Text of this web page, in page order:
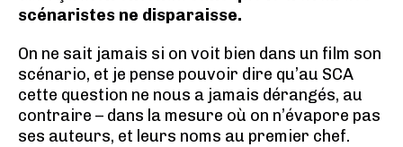
scénaristes ne disparaisse.
On ne sait jamais si on voit bien dans un film son
scénario, et je pense pouvoir dire qu’au SCA
cette question ne nous a jamais dérangés, au
contraire – dans la mesure où on n’évapore pas
ses auteurs, et leurs noms au premier chef.